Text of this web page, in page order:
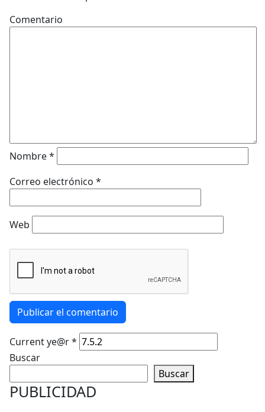
Comentario
Nombre*
Correo electrónico *
Web
Publicar el comentario
Current ye@r*
Buscar
Buscar
PUBLICIDAD